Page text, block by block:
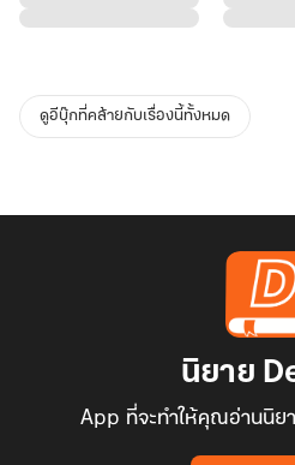
ดูอีบุ๊กที่คล้ายกับเรื่องนี้ทั้งหมด
นิยาย
App ที่จะทำให้คุณอ่านนิย